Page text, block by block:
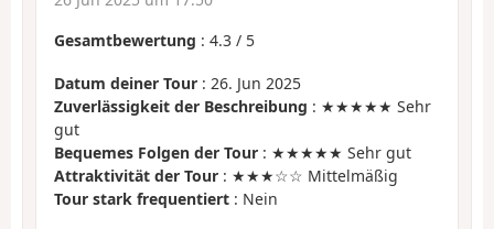
Gesamtbewertung : 4.3 / 5
Datum deiner Tour : 26. Jun 2025
Zuverlässigkeit der Beschreibung : ★★★★★ Sehr
gut
Bequemes Folgen der Tour : ★★★★★ Sehr gut
Attraktivität der Tour : ★★★☆☆ Mittelmäßig
Tour stark frequentiert : Nein